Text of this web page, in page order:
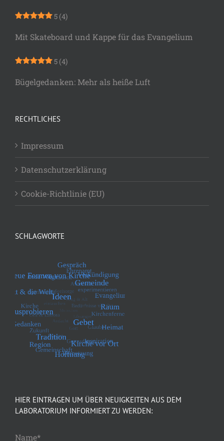
5 (4)
Mit Skateboard und Kappe für das Evangelium
5 (4)
Bügelgedanken: Mehr als heiße Luft
RECHTLICHES
Impressum
Datenschutzerklärung
Cookie-Richtlinie (EU)
SCHLAGWORTE
HIER EINTRAGEN UM ÜBER NEUIGKEITEN AUS DEM
LABORATORIUM INFORMIERT ZU WERDEN:
Name*